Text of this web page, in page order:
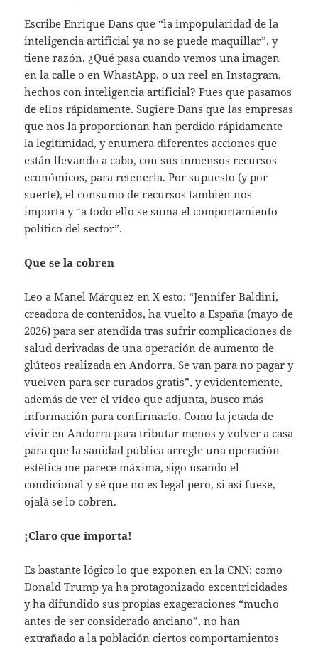
Escribe Enrique Dans que “la impopularidad de la
inteligencia artificial ya no se puede maquillar”, y
tiene razón. ¿Qué pasa cuando vemos una imagen
en la calle o en WhastApp, o un reel en Instagram,
hechos con inteligencia artificial? Pues que pasamos
de ellos rápidamente. Sugiere Dans que las empresas
que nos la proporcionan han perdido rápidamente
la legitimidad, y enumera diferentes acciones que
están llevando a cabo, con sus inmensos recursos
económicos, para retenerla. Por supuesto (y por
suerte), el consumo de recursos también nos
importa y “a todo ello se suma el comportamiento
político del sector”.
Que se la cobren
Leo a Manel Márquez en X esto: “Jennifer Baldini,
creadora de contenidos, ha vuelto a España (mayo de
2026) para ser atendida tras sufrir complicaciones de
salud derivadas de una operación de aumento de
glúteos realizada en Andorra. Se van para no pagar y
vuelven para ser curados gratis”, y evidentemente,
además de ver el vídeo que adjunta, busco más
información para confirmarlo. Como la jetada de
vivir en Andorra para tributar menos y volver a casa
para que la sanidad pública arregle una operación
estética me parece máxima, sigo usando el
condicional y sé que no es legal pero, si así fuese,
ojalá se lo cobren.
¡Claro que importa!
Es bastante lógico lo que exponen en la CNN: como
Donald Trump ya ha protagonizado excentricidades
y ha difundido sus propias exageraciones “mucho
antes de ser considerado anciano”, no han
extrañado a la población ciertos comportamientos